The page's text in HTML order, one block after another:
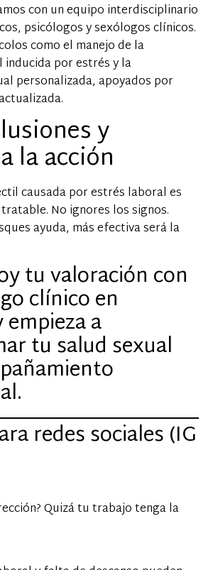
con un equipo interdisciplinario
psicólogos y sexólogos clínicos.
como el manejo de la
por estrés y la
personalizada, apoyados por
y
la acción
causada por estrés laboral es
No ignores los signos.
ayuda, más efectiva será la
tu valoración con
clínico en
empieza a
tu salud sexual
redes sociales (IG
Quizá tu trabajo tenga la